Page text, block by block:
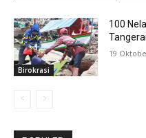
Birokrasi
100
19